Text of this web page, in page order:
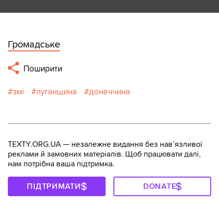
Громадське
Поширити
змі луганщина донеччина
TEXTY.ORG.UA — незалежне видання без навʼязливої
реклами й замовних матеріалів. Щоб працювати далі,
нам потрібна ваша підтримка.
ПІДТРИМАТИ DONATE